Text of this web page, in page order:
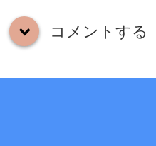
down コメントする